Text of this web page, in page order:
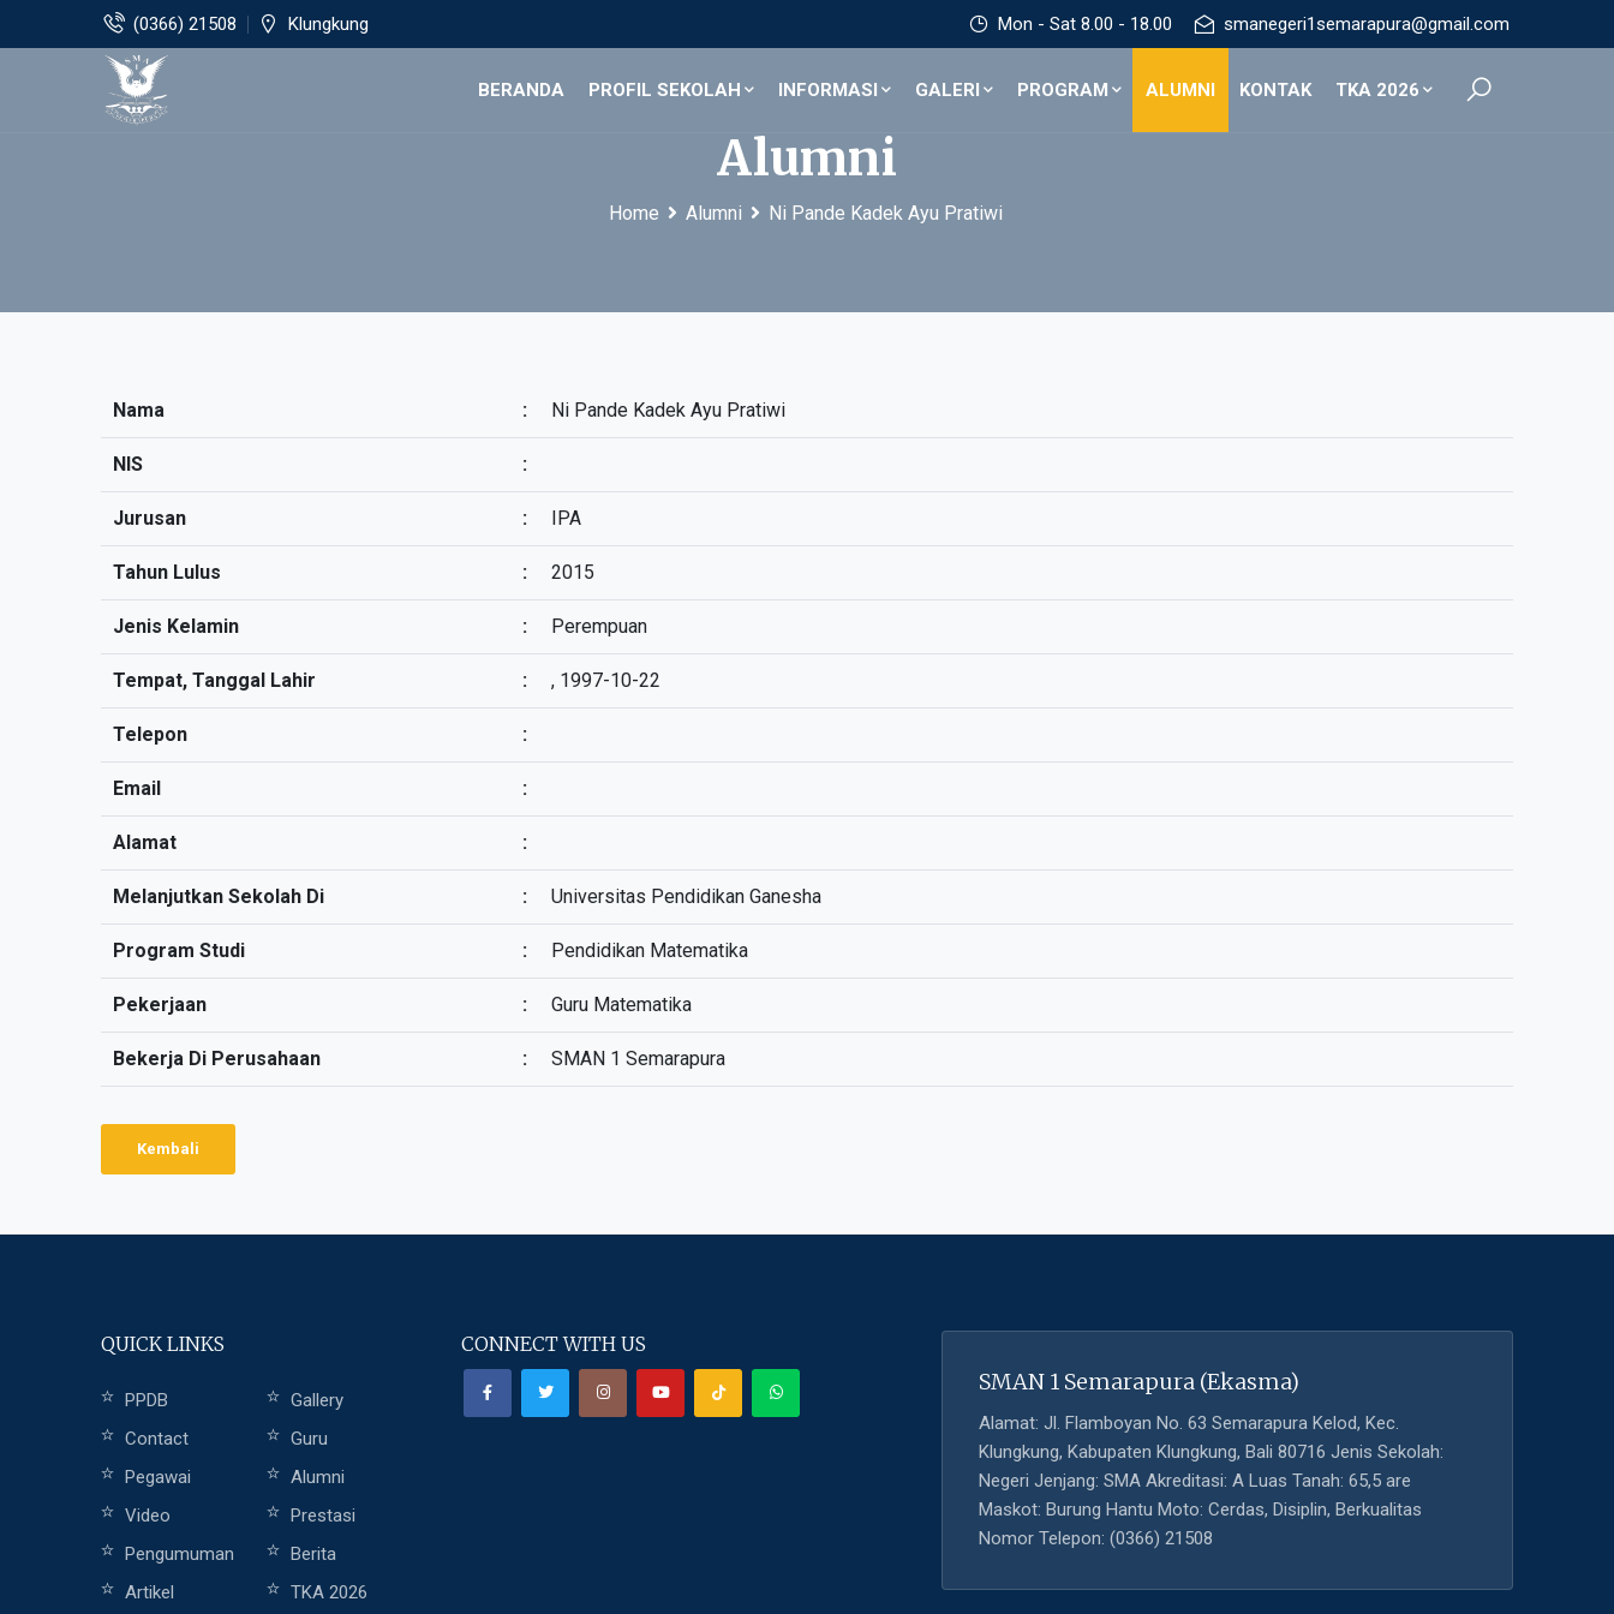
(0366) 21508 Klungkung Mon - Sat 8.00 - 18.00 smanegeri1semarapura@gmail.com
BERANDA PROFIL SEKOLAH INFORMASI GALERI PROGRAM ALUMNI KONTAK TKA 2026
Alumni
Home Alumni Ni Pande Kadek Ayu Pratiwi
Nama : Ni Pande Kadek Ayu Pratiwi
NIS :
Jurusan : IPA
Tahun Lulus : 2015
Jenis Kelamin : Perempuan
Tempat, Tanggal Lahir : , 1997-10-22
Telepon :
Email :
Alamat :
Melanjutkan Sekolah Di : Universitas Pendidikan Ganesha
Program Studi : Pendidikan Matematika
Pekerjaan : Guru Matematika
Bekerja Di Perusahaan : SMAN 1 Semarapura
Kembali
QUICK LINKS
PPDB
Gallery
Contact
Guru
Pegawai
Alumni
Video
Prestasi
Pengumuman
Berita
Artikel
TKA 2026
CONNECT WITH US
SMAN 1 Semarapura (Ekasma)
Alamat: Jl. Flamboyan No. 63 Semarapura Kelod, Kec.
Klungkung, Kabupaten Klungkung, Bali 80716 Jenis Sekolah:
Negeri Jenjang: SMA Akreditasi: A Luas Tanah: 65,5 are
Maskot: Burung Hantu Moto: Cerdas, Disiplin, Berkualitas
Nomor Telepon: (0366) 21508